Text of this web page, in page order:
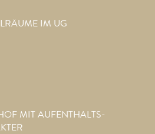
IM UG
MIT AUFENTHALTS­